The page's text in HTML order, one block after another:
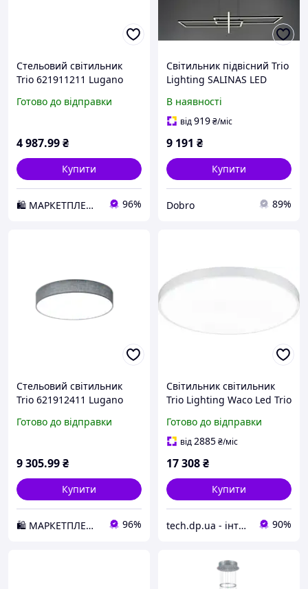
Стельовий світильник
Trio 621911211 Lugano
Готово до відправки
4 987.99₴
Купити
🛍️ МАРКЕТПЛЕЙС DMD 96%
Світильник підвісний Trio
Lighting SALINAS LED
В наявності
від919₴/міс
9 191 ₴
Купити
Dobro 89%
Стельовий світильник
Trio 621912411 Lugano
Готово до відправки
9 305.99₴
Купити
🛍️ МАРКЕТПЛЕЙС DMD 96%
Світильник світильник
Trio Lighting Waco Led Trio
Готово до відправки
від2885₴/міс
17 308₴
Купити
tech.dp.ua - інтернет магазин 90%